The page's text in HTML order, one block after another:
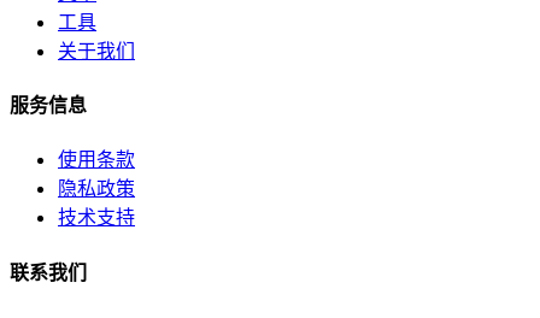
工具
关于我们
服务信息
使用条款
隐私政策
技术支持
联系我们